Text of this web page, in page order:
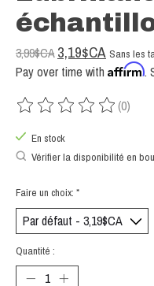
3,99$CA 3,19$CA Sans les
Pay over time with Affirm.
Ce produit est évalué à
(0)
En stock
Vérifier la disponibilité en
Faire un choix: *
Quantité :